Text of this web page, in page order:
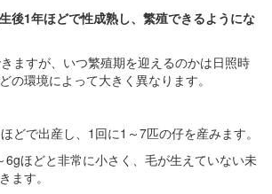
後1年ほどで性成熟し、繁殖できるようにな
ますが、いつ繁殖期を迎えるのかは日照時
の環境によって大きく異なります。
どで出産し、1回に1～7匹の仔を産みます。
6gほどと非常に小さく、毛が生えていない未
ます。